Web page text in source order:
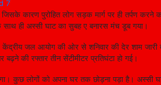
कारण पुरोहित लोग सड़क मार्ग पर ही तर्पण करने
ही अस्सी घाट का सुबह ए बनारस मंच डूब गया।
केंद्रीय जल आयोग की ओर से शनिवार की देर शाम
की रफ्तार तीन सेंटीमीटर प्रतिघंटा हो गई।
कुछ लोगों को अपना घर तक छोड़ना पड़ा है। अस्सी